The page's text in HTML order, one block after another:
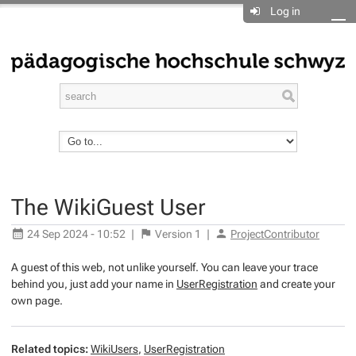
Log in
The WikiGuest User
24 Sep 2024 - 10:52 | Version 1 | ProjectContributor
A guest of this web, not unlike yourself. You can leave your trace
behind you, just add your name in UserRegistration and create your
own page.
Related topics:WikiUsers, UserRegistration